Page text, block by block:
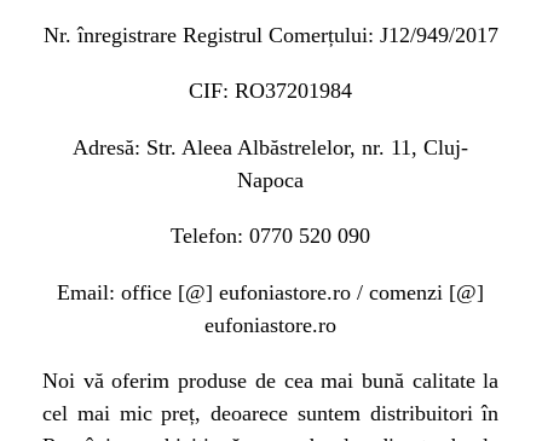
Nr. înregistrare Registrul Comerțului: J12/949/2017
CIF: RO37201984
Adresă: Str. Aleea Albăstrelelor, nr. 11, Cluj-
Napoca
Telefon: 0770 520 090
Email: office [@] eufoniastore.ro / comenzi [@]
eufoniastore.ro
Noi vă oferim produse de cea mai bună calitate la
cel mai mic preț, deoarece suntem distribuitori în